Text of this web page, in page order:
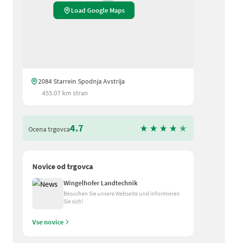
Load Google Maps
2084 Starrein Spodnja Avstrija
455.07 km stran
Ocena trgovca4.7
Novice od trgovca
Wingelhofer Landtechnik
Besuchen Sie unsere Webseite und informieren
Sie sich!
Vse novice